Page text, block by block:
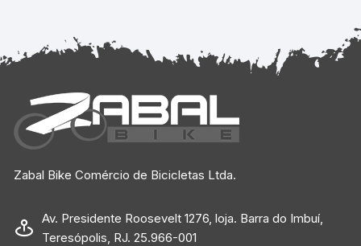
Zabal Bike Comércio de Bicicletas Ltda.
Av. Presidente Roosevelt 1276, loja. Barra do Imbuí,
Teresópolis, RJ. 25.966-001